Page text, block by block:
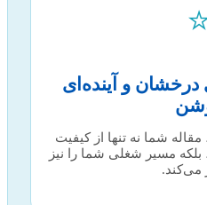
درخشان و آینده‌ای
شما نه تنها از کیفیت
بلکه مسیر شغلی شما را نیز
می‌کند.